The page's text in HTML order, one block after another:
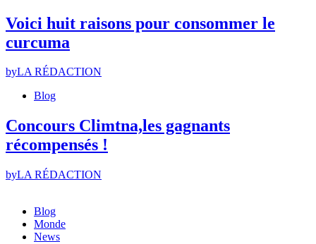
Voici huit raisons pour consommer le
curcuma
byLA RÉDACTION
Blog
Concours Climtna,les gagnants
récompensés !
byLA RÉDACTION
Blog
Monde
News